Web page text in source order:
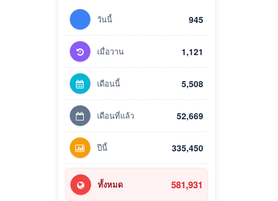
วันนี้ 945
เมื่อวาน 1,121
เดือนนี้ 5,508
เดือนที่แล้ว 52,669
ปีนี้ 335,450
ทั้งหมด 581,931